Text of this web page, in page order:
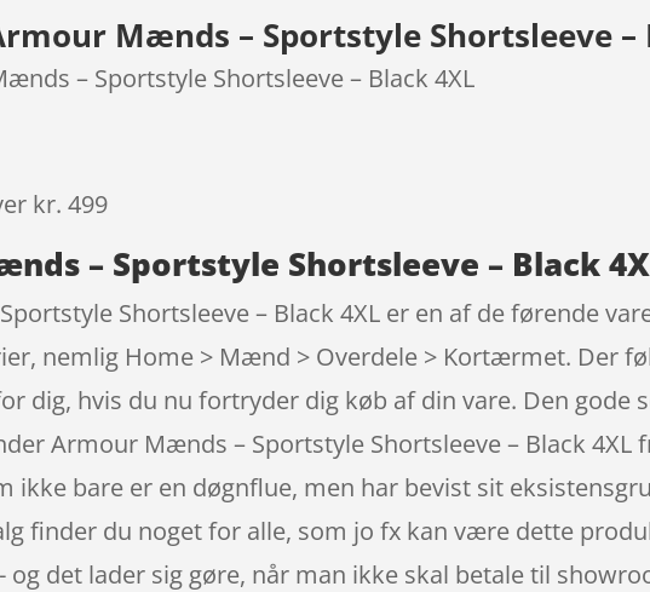
Mænds – Sportstyle Shortsleeve –
– Sportstyle Shortsleeve – Black 4XL
kr. 499
– Sportstyle Shortsleeve – Black
Shortsleeve – Black 4XL er en af de førende
nemlig Home > Mænd > Overdele > Kortærmet. Der
dig, hvis du nu fortryder dig køb af din vare. Den gode
Armour Mænds – Sportstyle Shortsleeve – Black
ikke bare er en døgnflue, men har bevist sit
finder du noget for alle, som jo fx kan være dette
det lader sig gøre, når man ikke skal betale til